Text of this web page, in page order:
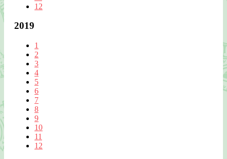
12
2019
1
2
3
4
5
6
7
8
9
10
11
12